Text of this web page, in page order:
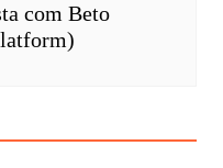
com Beto